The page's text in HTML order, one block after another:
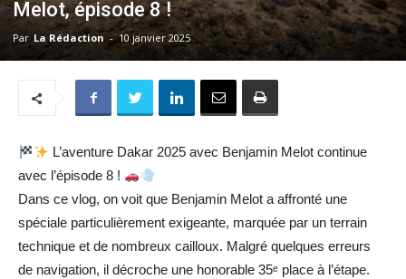
Melot, épisode 8 !
Par La Rédaction - 10 janvier 2025
L’aventure Dakar 2025 avec Benjamin Melot continue
avec l’épisode 8 !
Dans ce vlog, on voit que Benjamin Melot a affronté une
spéciale particulièrement exigeante, marquée par un terrain
technique et de nombreux cailloux. Malgré quelques erreurs
de navigation, il décroche une honorable 35ᵉ place à l’étape.